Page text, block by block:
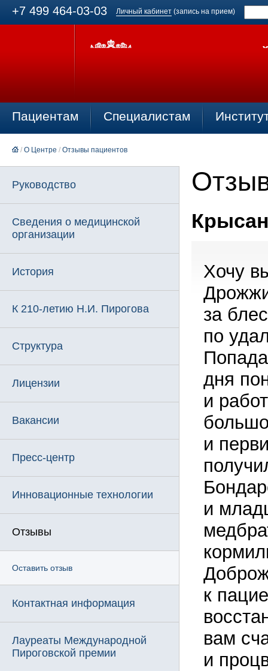
+7 499 464-03-03 Личный кабинет (запись на прием)
Пациентам Специалистам
/ О Центре / Отзывы пациентов
Руководство
Сведения о медицинской
организации
История
К 210-летию Н.И. Пирогова
Структура
Лицензии
Вакансии
Пресс-центр
Инновационные технологии
Отзывы
Оставить отзыв
Контактная информация
Лауреаты Международной
Пироговской премии
Хочу
за
по
дня
и
и
и
к
вам
и